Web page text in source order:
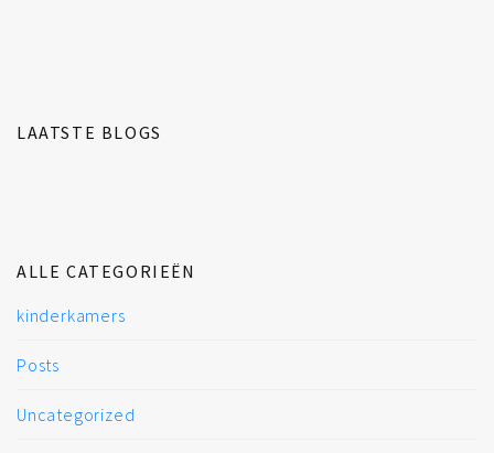
LAATSTE BLOGS
ALLE CATEGORIEËN
kinderkamers
Posts
Uncategorized